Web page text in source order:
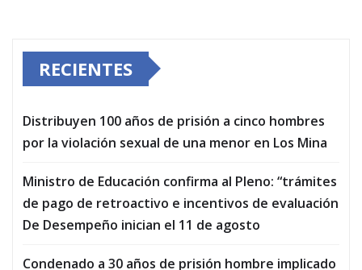
RECIENTES
Distribuyen 100 años de prisión a cinco hombres
por la violación sexual de una menor en Los Mina
Ministro de Educación confirma al Pleno: “trámites
de pago de retroactivo e incentivos de evaluación
De Desempeño inician el 11 de agosto
Condenado a 30 años de prisión hombre implicado